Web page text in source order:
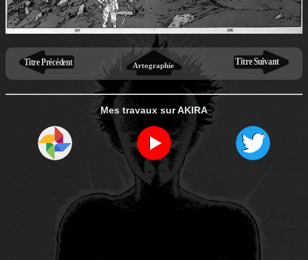
Mes travaux sur AKIRA